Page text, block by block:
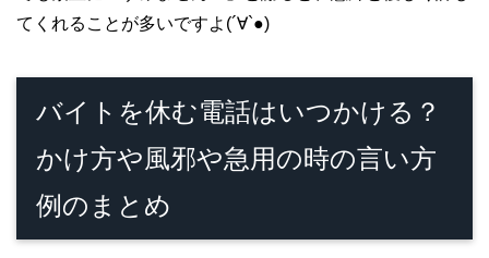
てくれることが多いですよ(´∀`●)
バイトを休む電話はいつかける？
かけ方や風邪や急用の時の言い方
例のまとめ